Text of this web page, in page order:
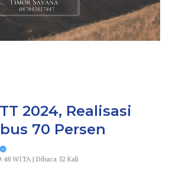
2024, Realisasi
70 Persen
WITA | Dibaca 52 Kali